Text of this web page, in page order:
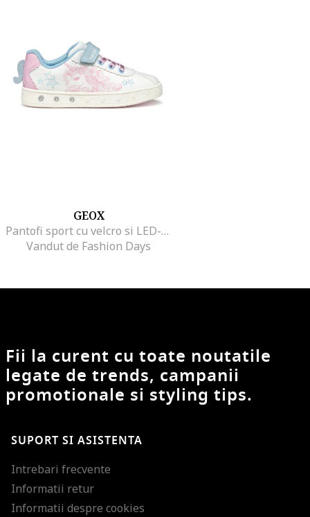
GEOX
Pantofi sport cu velcro si LED-uri, Albastru prafuit/Alb murdar/Roz prafuit
Vandut de Fashion Days
Fii la curent cu toate noutatile
legate de trends, campanii
promotionale si styling tips.
SUPORT SI ASISTENTA
Intrebari frecvente
Informatii retur
Informatii despre cookies